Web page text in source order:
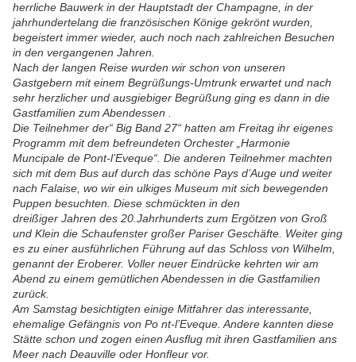
herrliche Bauwerk in der Hauptstadt der Champagne, in der
jahrhundertelang die französischen Könige gekrönt wurden,
begeistert immer wieder, auch noch nach zahlreichen Besuchen
in den vergangenen Jahren.
Nach der langen Reise wurden wir schon von unseren
Gastgebern mit einem Begrüßungs-Umtrunk erwartet und nach
sehr herzlicher und ausgiebiger Begrüßung ging es dann in die
Gastfamilien zum Abendessen .
Die Teilnehmer der“ Big Band 27“ hatten am Freitag ihr eigenes
Programm mit dem befreundeten Orchester „Harmonie
Muncipale de Pont-l’Eveque“. Die anderen Teilnehmer machten
sich mit dem Bus auf durch das schöne Pays d’Auge und weiter
nach Falaise, wo wir ein ulkiges Museum mit sich bewegenden
Puppen besuchten. Diese schmückten in den
dreißiger Jahren des 20.Jahrhunderts zum Ergötzen von Groß
und Klein die Schaufenster großer Pariser Geschäfte. Weiter ging
es zu einer ausführlichen Führung auf das Schloss von Wilhelm,
genannt der Eroberer. Voller neuer Eindrücke kehrten wir am
Abend zu einem gemütlichen Abendessen in die Gastfamilien
zurück.
Am Samstag besichtigten einige Mitfahrer das interessante,
ehemalige Gefängnis von Po nt-l’Eveque. Andere kannten diese
Stätte schon und zogen einen Ausflug mit ihren Gastfamilien ans
Meer nach Deauville oder Honfleur vor.